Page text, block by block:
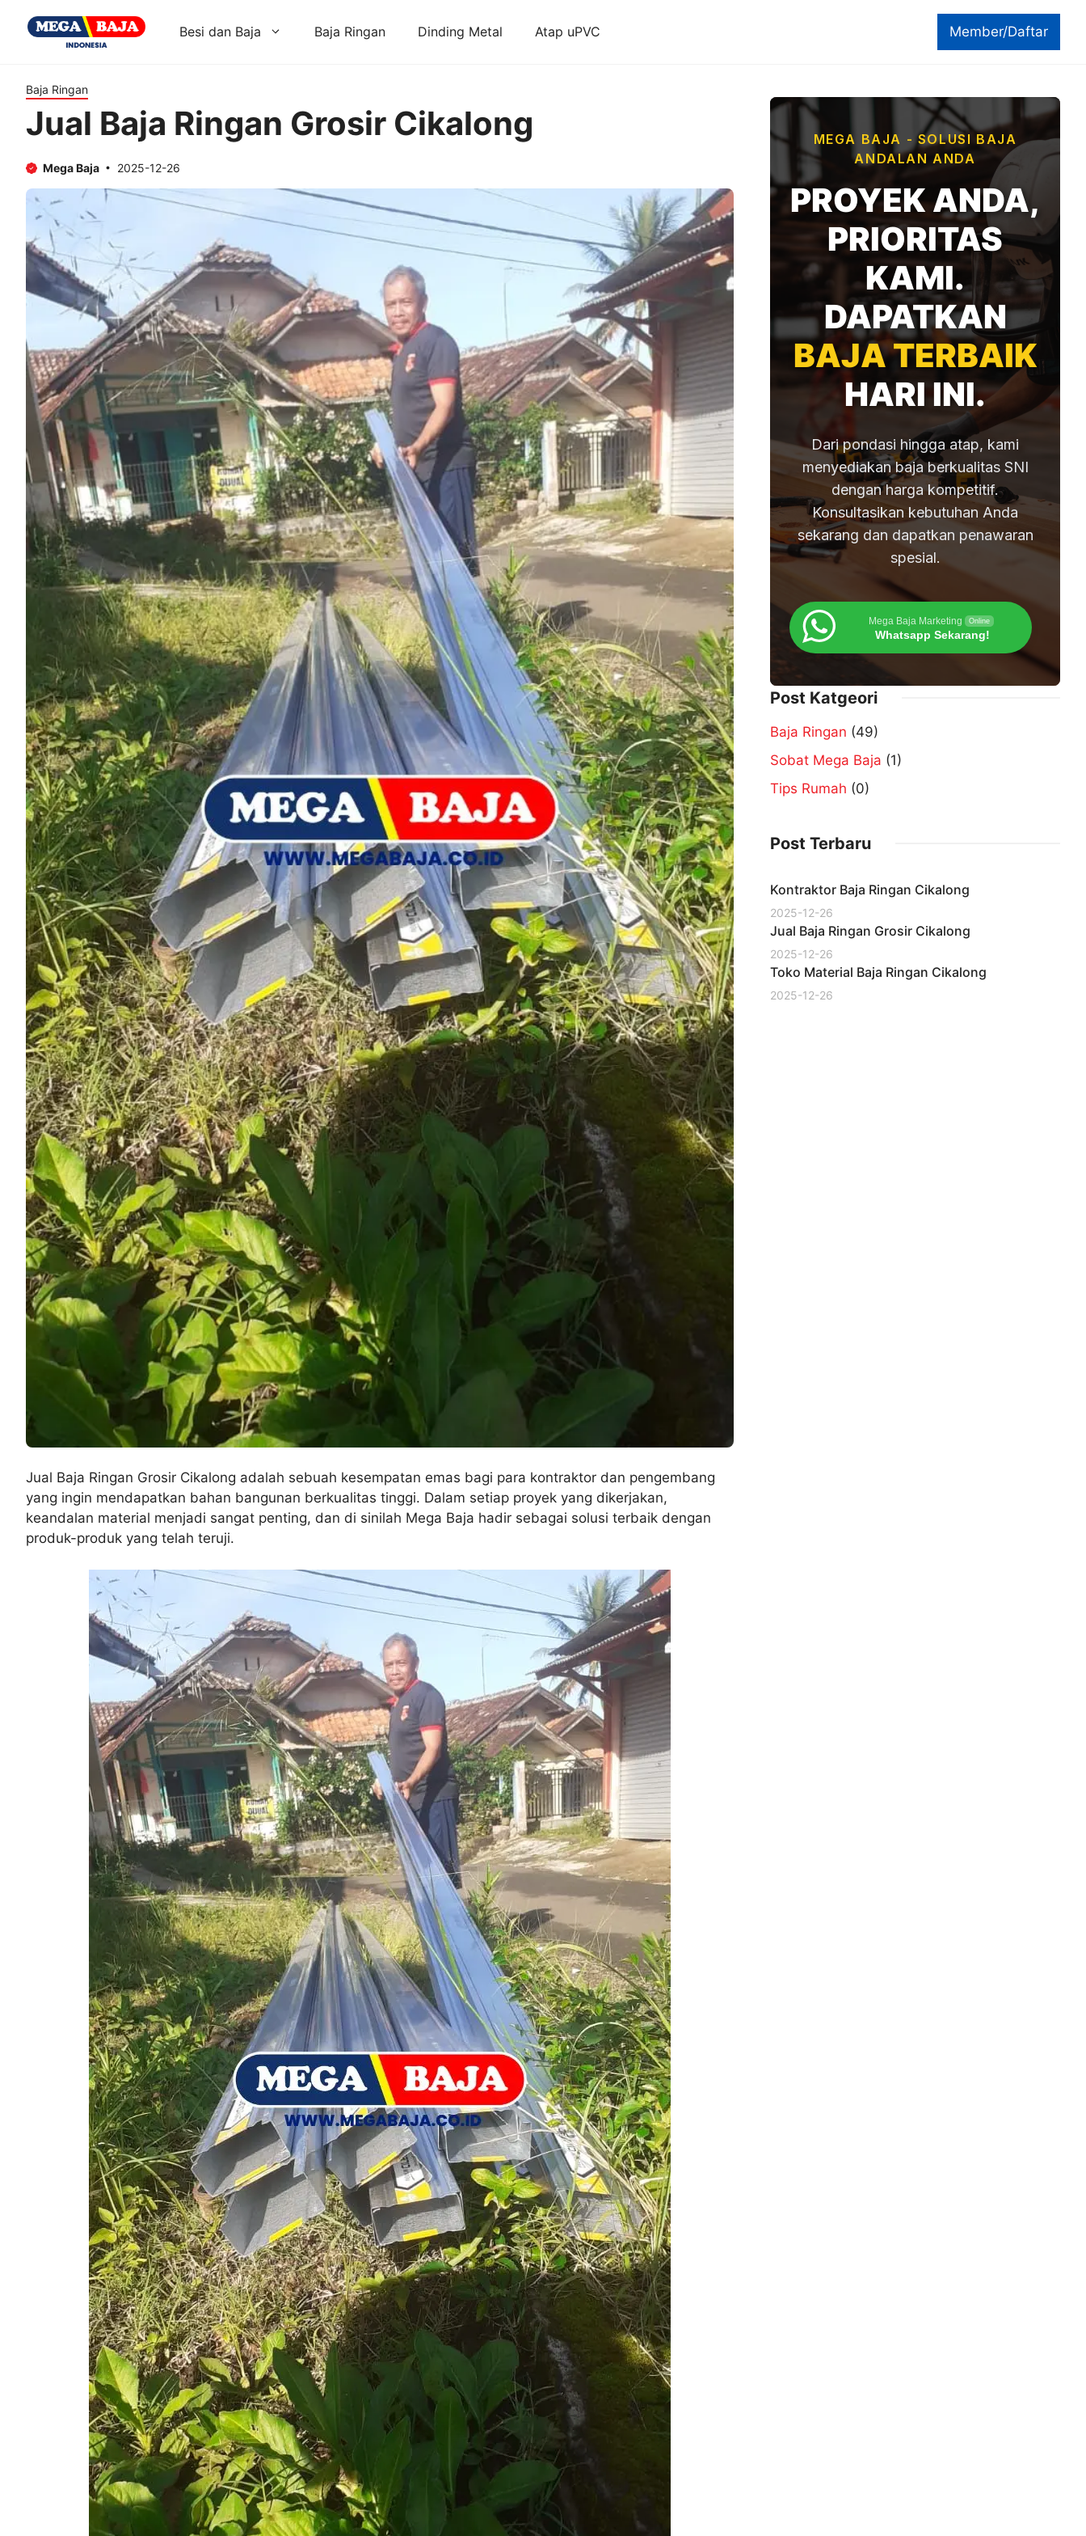
Member/Daftar
Besi dan Baja Baja Ringan Dinding Metal Atap uPVC
Baja Ringan
Jual Baja Ringan Grosir Cikalong
Mega Baja 2025-12-26
Jual Baja Ringan Grosir Cikalong adalah sebuah kesempatan emas bagi para kontraktor dan pengembang
yang ingin mendapatkan bahan bangunan berkualitas tinggi. Dalam setiap proyek yang dikerjakan,
keandalan material menjadi sangat penting, dan di sinilah Mega Baja hadir sebagai solusi terbaik dengan
produk-produk yang telah teruji.
MEGA BAJA - SOLUSI BAJA
ANDALAN ANDA
PROYEK ANDA,
PRIORITAS
KAMI.
DAPATKAN
BAJA TERBAIK
HARI INI.
Dari pondasi hingga atap, kami
menyediakan baja berkualitas SNI
dengan harga kompetitif.
Konsultasikan kebutuhan Anda
sekarang dan dapatkan penawaran
spesial.
Mega Baja Marketing Online
Whatsapp Sekarang!
Post Katgeori
Baja Ringan (49)
Sobat Mega Baja (1)
Tips Rumah (0)
Post Terbaru
Kontraktor Baja Ringan Cikalong
2025-12-26
Jual Baja Ringan Grosir Cikalong
2025-12-26
Toko Material Baja Ringan Cikalong
2025-12-26